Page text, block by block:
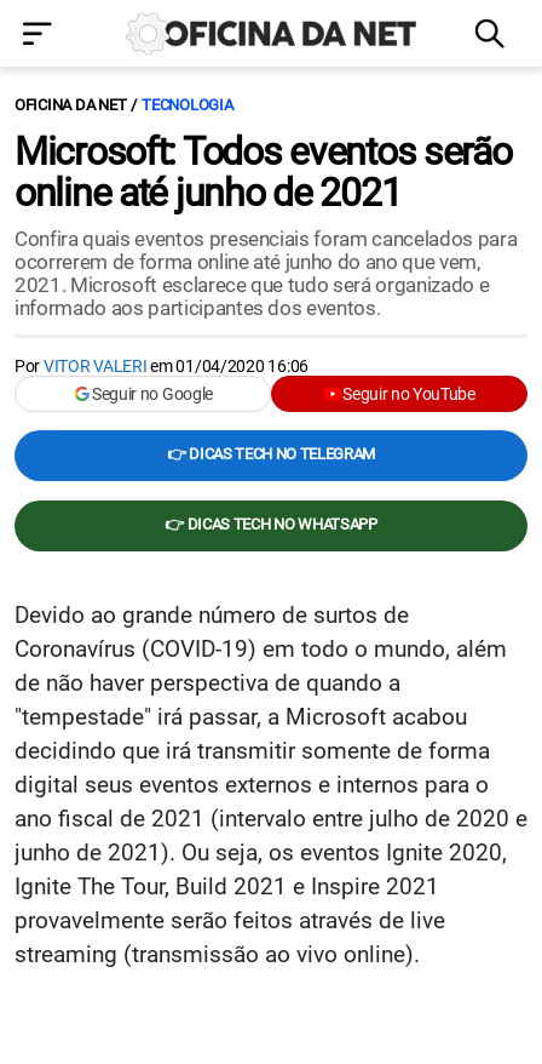
OFICINA DA NET TECNOLOGIA
Microsoft: Todos eventos serão
online até junho de 2021
Confira quais eventos presenciais foram cancelados para
ocorrerem de forma online até junho do ano que vem,
2021. Microsoft esclarece que tudo será organizado e
informado aos participantes dos eventos.
PorVITOR VALERIem01/04/2020 16:06
Seguir no Google
Seguir no YouTube
👉 DICAS TECH NO TELEGRAM
👉 DICAS TECH NO WHATSAPP
Devido ao grande número de surtos de
Coronavírus (COVID-19) em todo o mundo, além
de não haver perspectiva de quando a
"tempestade" irá passar, a Microsoft acabou
decidindo que irá transmitir somente de forma
digital seus eventos externos e internos para o
ano fiscal de 2021 (intervalo entre julho de 2020 e
junho de 2021). Ou seja, os eventos Ignite 2020,
Ignite The Tour, Build 2021 e Inspire 2021
provavelmente serão feitos através de live
streaming (transmissão ao vivo online).